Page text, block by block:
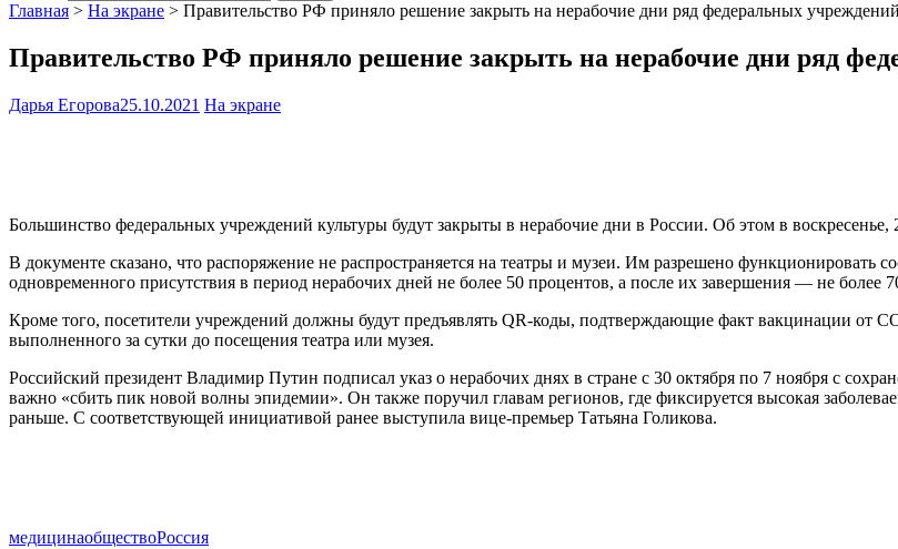
Главная > На экране > Правительство РФ приняло решение закрыть на нерабочие дни ряд федеральных
Правительство РФ приняло решение закрыть на нерабочие дни ряд
Дарья Егорова25.10.2021 На экране
Большинство федеральных учреждений культуры будут закрыты в нерабочие дни в России. Об этом в воскресенье,
В документе сказано, что распоряжение не распространяется на театры и музеи. Им разрешено функционировать
одновременного присутствия в период нерабочих дней не более 50 процентов, а после их завершения — не более
Кроме того, посетители учреждений должны будут предъявлять QR-коды, подтверждающие факт вакцинации от
выполненного за сутки до посещения театра или музея.
Российский президент Владимир Путин подписал указ о нерабочих днях в стране с 30 октября по 7 ноября с
важно «сбить пик новой волны эпидемии». Он также поручил главам регионов, где фиксируется высокая
раньше. С соответствующей инициативой ранее выступила вице-премьер Татьяна Голикова.
медицинаобществоРоссия